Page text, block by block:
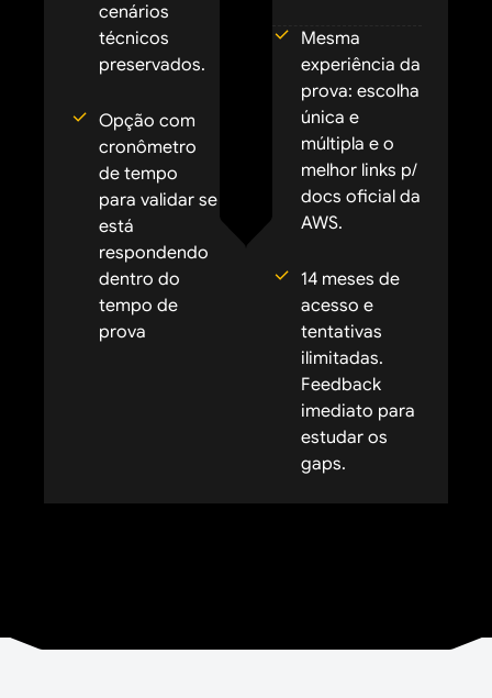
cenários
técnicos
preservados.
Opção com
cronômetro
de tempo
para validar se
está
respondendo
dentro do
tempo de
prova
Mesma
experiência da
prova: escolha
única e
múltipla e o
melhor links p/
docs oficial da
AWS.
14 meses de
acesso e
tentativas
ilimitadas.
Feedback
imediato para
estudar os
gaps.